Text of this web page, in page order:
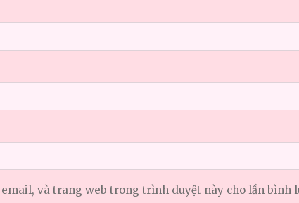
và trang web trong trình duyệt này cho lần bình